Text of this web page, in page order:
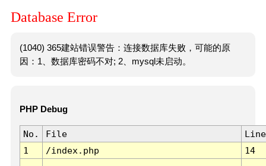
Database Error
(1040) 365建站错误警告：连接数据库失败，可能的原
因：1、数据库密码不对; 2、mysql未启动。
PHP Debug
No. File
Line
1
/index.php 14